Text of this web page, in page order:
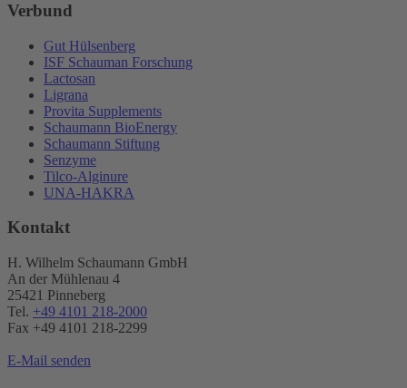
Verbund
Gut Hülsenberg
ISF Schauman Forschung
Lactosan
Ligrana
Provita Supplements
Schaumann BioEnergy
Schaumann Stiftung
Senzyme
Tilco-Alginure
UNA-HAKRA
Kontakt
H. Wilhelm Schaumann GmbH
An der Mühlenau 4
25421 Pinneberg
Tel. +49 4101 218-2000
Fax +49 4101 218​-2299
E-Mail senden